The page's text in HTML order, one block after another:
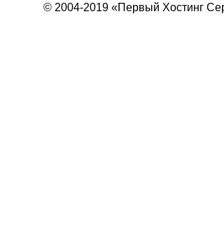
© 2004-2019 «Первый Хостинг